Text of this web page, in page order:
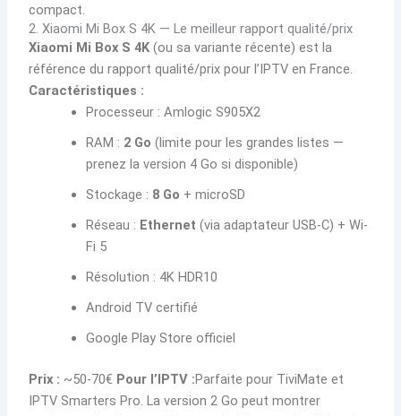
compact.
2. Xiaomi Mi Box S 4K — Le meilleur rapport qualité/prix
Xiaomi Mi Box S 4K (ou sa variante récente) est la
référence du rapport qualité/prix pour l’IPTV en France.
Caractéristiques :
Processeur : Amlogic S905X2
RAM : 2 Go (limite pour les grandes listes —
prenez la version 4 Go si disponible)
Stockage : 8 Go + microSD
Réseau : Ethernet (via adaptateur USB-C) + Wi-
Fi 5
Résolution : 4K HDR10
Android TV certifié
Google Play Store officiel
Prix : ~50-70€ Pour l’IPTV :Parfaite pour TiviMate et
IPTV Smarters Pro. La version 2 Go peut montrer